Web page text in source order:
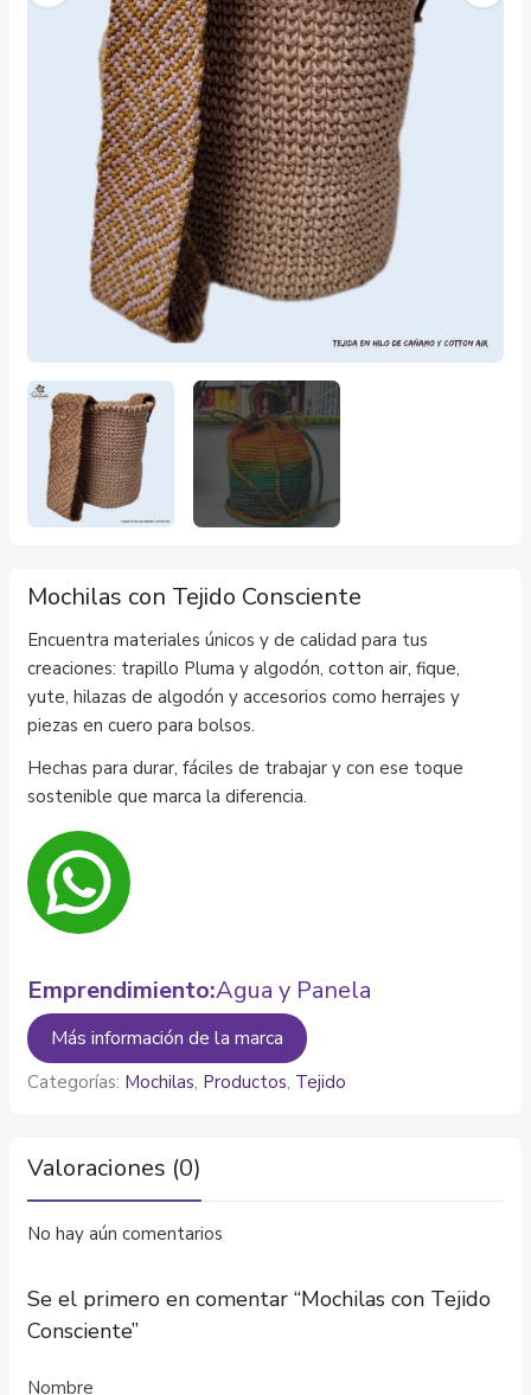
Mochilas con Tejido Consciente
Encuentra materiales únicos y de calidad para tus
creaciones: trapillo Pluma y algodón, cotton air, fique,
yute, hilazas de algodón y accesorios como herrajes y
piezas en cuero para bolsos.
Hechas para durar, fáciles de trabajar y con ese toque
sostenible que marca la diferencia.
Emprendimiento:Agua y Panela
Más información de la marca
Categorías: Mochilas, Productos, Tejido
Valoraciones (0)
No hay aún comentarios
Se el primero en comentar “Mochilas con Tejido
Consciente”